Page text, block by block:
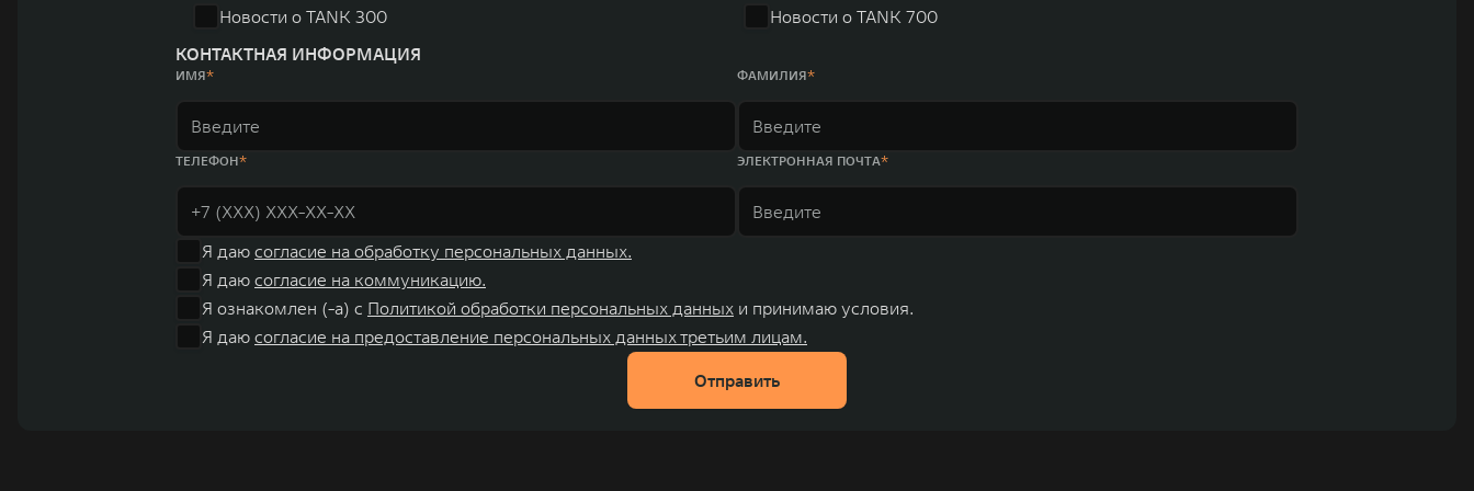
Новости о TANK 300
Новости о TANK 700
КОНТАКТНАЯ ИНФОРМАЦИЯ
ИМЯ ФАМИЛИЯ
ТЕЛЕФОН ЭЛЕКТРОННАЯ ПОЧТА
Я даю согласие на обработку персональных данных.
Я даю согласие на коммуникацию.
Я ознакомлен (-а) с Политикой обработки персональных данных и принимаю условия.
Я даю согласие на предоставление персональных данных третьим лицам.
Отправить